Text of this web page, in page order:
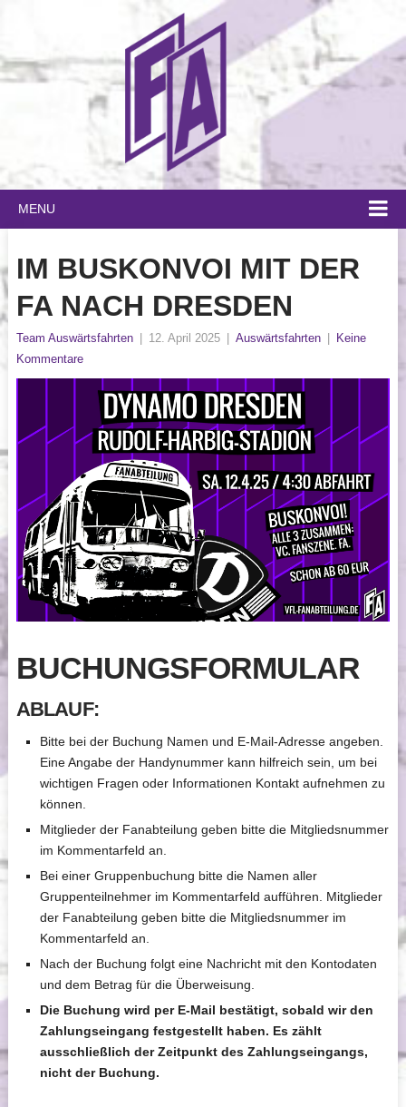
MENU
IM BUSKONVOI MIT DER
FA NACH DRESDEN
Team Auswärtsfahrten 12. April 2025 Auswärtsfahrten
Keine
Kommentare
BUCHUNGSFORMULAR
ABLAUF:
Bitte bei der Buchung Namen und E-Mail-Adresse angeben.
Eine Angabe der Handynummer kann hilfreich sein, um bei
wichtigen Fragen oder Informationen Kontakt aufnehmen zu
können.
Mitglieder der Fanabteilung geben bitte die Mitgliedsnummer
im Kommentarfeld an.
Bei einer Gruppenbuchung bitte die Namen aller
Gruppenteilnehmer im Kommentarfeld aufführen. Mitglieder
der Fanabteilung geben bitte die Mitgliedsnummer im
Kommentarfeld an.
Nach der Buchung folgt eine Nachricht mit den Kontodaten
und dem Betrag für die Überweisung.
Die Buchung wird per E-Mail bestätigt, sobald wir den
Zahlungseingang festgestellt haben. Es zählt
ausschließlich der Zeitpunkt des Zahlungseingangs,
nicht der Buchung.